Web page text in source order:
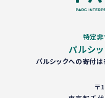
特定
パルシッ
パルシックへの寄付は
〒